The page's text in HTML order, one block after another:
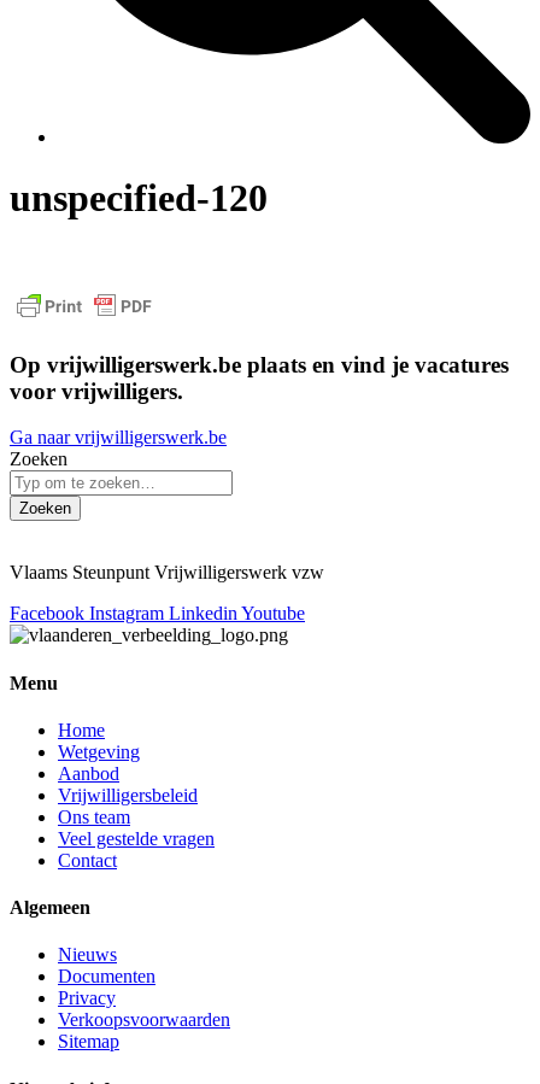
unspecified-120
Op vrijwilligerswerk.be plaats en vind je vacatures
voor vrijwilligers.
Ga naar vrijwilligerswerk.be
Zoeken
Zoeken
Vlaams Steunpunt Vrijwilligerswerk vzw
Facebook Instagram Linkedin Youtube
Menu
Home
Wetgeving
Aanbod
Vrijwilligersbeleid
Ons team
Veel gestelde vragen
Contact
Algemeen
Nieuws
Documenten
Privacy
Verkoopsvoorwaarden
Sitemap